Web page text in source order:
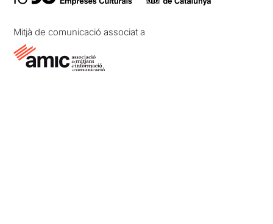
Mitjà de comunicació associat a